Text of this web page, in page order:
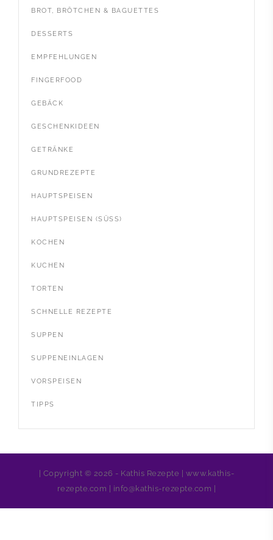
BROT, BRÖTCHEN & BAGUETTES
DESSERTS
EMPFEHLUNGEN
FINGERFOOD
GEBÄCK
GESCHENKIDEEN
GETRÄNKE
GRUNDREZEPTE
HAUPTSPEISEN
HAUPTSPEISEN (SÜSS)
KOCHEN
KUCHEN
TORTEN
SCHNELLE REZEPTE
SUPPEN
SUPPENEINLAGEN
VORSPEISEN
TIPPS
| Copyright © 2026 - Kathis Rezepte | www.kathis-
rezepte.com | info@kathis-rezepte.com |